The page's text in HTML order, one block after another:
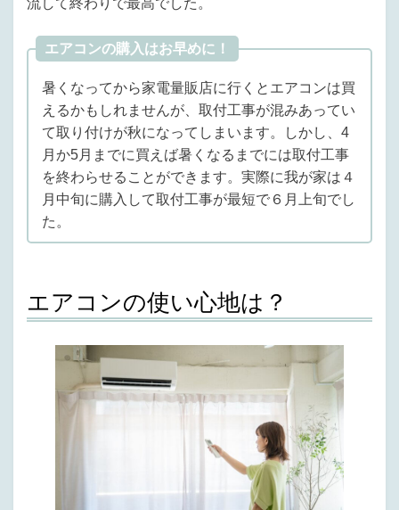
エアコンの購入はお早めに！
暑くなってから家電量販店に行くとエアコンは買
えるかもしれませんが、取付工事が混みあってい
て取り付けが秋になってしまいます。しかし、4
月か5月までに買えば暑くなるまでには取付工事
を終わらせることができます。実際に我が家は４
月中旬に購入して取付工事が最短で６月上旬でし
た。
エアコンの使い心地は？